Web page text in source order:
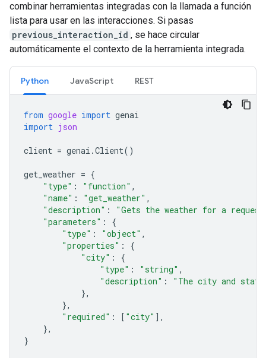
combinar herramientas integradas con la llamada a función
lista para usar en las interacciones. Si pasas
previous_interaction_id , se hace circular
automáticamente el contexto de la herramienta integrada.
Python JavaScript REST
from google import genai
import json
client = genai .Client()
get_weather = {
"type" : "function" ,
"name" : "get_weather" ,
"description" :
"Gets the weather for a
"parameters" :
{
"type" : "object" ,
"properties" :
{
"city" :
{
"type" : "string" ,
"description" :
"The city and
},
},
"required" : [ "city" ],
},
}